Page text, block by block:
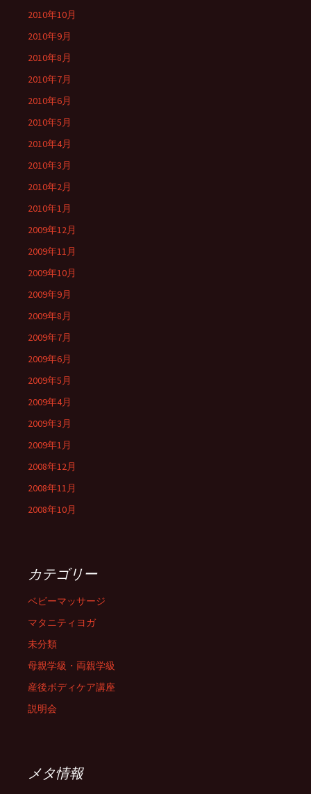
2010年10月
2010年9月
2010年8月
2010年7月
2010年6月
2010年5月
2010年4月
2010年3月
2010年2月
2010年1月
2009年12月
2009年11月
2009年10月
2009年9月
2009年8月
2009年7月
2009年6月
2009年5月
2009年4月
2009年3月
2009年1月
2008年12月
2008年11月
2008年10月
カテゴリー
ベビーマッサージ
マタニティヨガ
未分類
母親学級・両親学級
産後ボディケア講座
説明会
メタ情報